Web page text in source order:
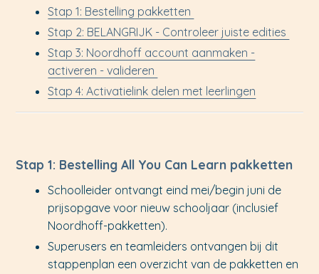
Stap 1: Bestelling pakketten
Stap 2: BELANGRIJK - Controleer juiste edities
Stap 3: Noordhoff account aanmaken -
activeren - valideren
Stap 4: Activatielink delen met leerlingen
Stap 1: Bestelling All You Can Learn pakketten
Schoolleider ontvangt eind mei/begin juni de
prijsopgave voor nieuw schooljaar (inclusief
Noordhoff-pakketten).
Superusers en teamleiders ontvangen bij dit
stappenplan een overzicht van de pakketten en